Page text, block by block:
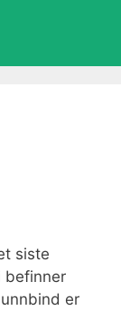
siste
befinner
er